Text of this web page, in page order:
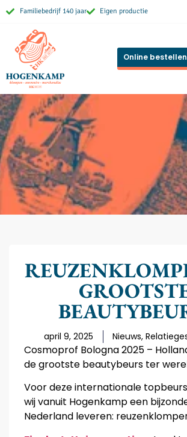
Familiebedrijf 140 jaar Eigen productie
Online bestellen
april 9, 2025 Nieuws,
Cosmoprof Bologna 2025 –
de grootste beautybeurs ter
Voor deze internationale
wij vanuit Hogenkamp een
Nederland leveren: